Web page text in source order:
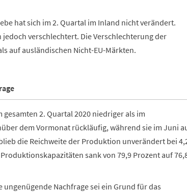
hat sich im 2. Quartal im Inland nicht verändert.
verschlechtert. Die Verschlechterung der
auf ausländischen Nicht-EU-Märkten.
2. Quartal 2020 niedriger als im
dem Vormonat rückläufig, während sie im Juni
die Reichweite der Produktion unverändert bei
sank von 79,9 Prozent auf
Nachfrage sei ein Grund für das